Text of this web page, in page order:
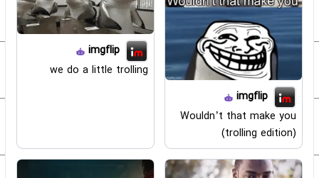
imgflip
Wouldn’t that make you
(trolling edition)
imgflip
we do a little trolling